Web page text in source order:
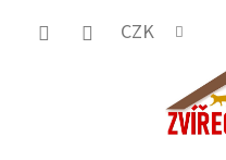
CZK